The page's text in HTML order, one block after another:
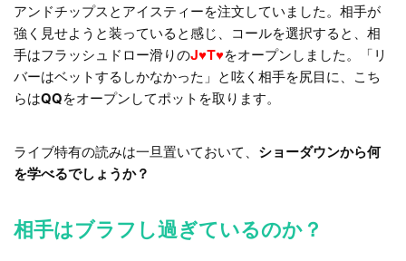
アンドチップスとアイスティーを注文していました。相手が
強く見せようと装っていると感じ、コールを選択すると、相
手はフラッシュドロー滑りのJ♥T♥をオープンしました。「リ
バーはベットするしかなかった」と呟く相手を尻目に、こち
らはQQをオープンしてポットを取ります。
ライブ特有の読みは一旦置いておいて、 ショーダウンから何
を学べるでしょうか？
相手はブラフし過ぎているのか？